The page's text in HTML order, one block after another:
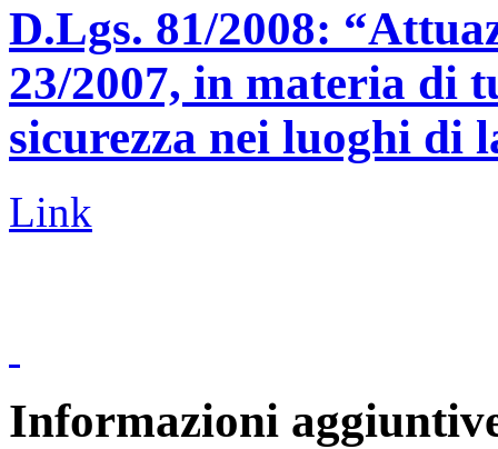
D.Lgs. 81/2008:
23/2007, in materia di
sicurezza nei luoghi di
Link
Informazioni